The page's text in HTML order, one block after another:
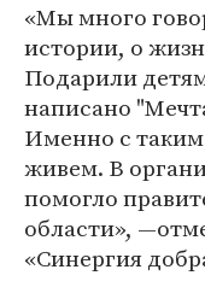
«Мы много
истории, о
Подарили
написано
Именно с
живем. В
помогло
области»,
«Синергия